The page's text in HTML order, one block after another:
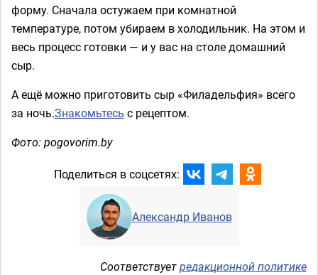
форму. Сначала остужаем при комнатной
температуре, потом убираем в холодильник. На этом и
весь процесс готовки — и у вас на столе домашний
сыр.
А ещё можно приготовить сыр «Филадельфия» всего
за ночь.Знакомьтесь с рецептом.
Фото: pogovorim.by
Поделиться в соцсетях:
Александр Иванов
Соответствуетредакционной политике